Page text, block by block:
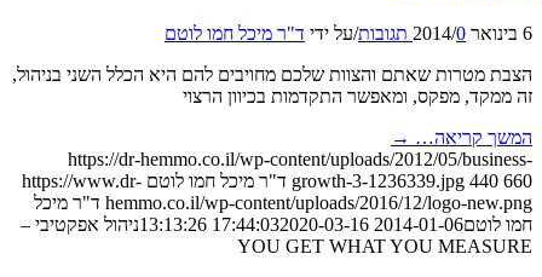
/0 תגובות /על ידיד"ר מיכל חמו לוטם
שאתם והצוות שלכם מחויבים להם היא הכלל השני בניהול,
מפקס, ומאפשר התקדמות בכיוון הרצוי
קריאה…→
https://dr-hemmo.co.il/wp-content/uploads/2012/05/
growth-3-1236339.jpg ד"ר מיכל חמו לוטם https://www.dr-
hemmo.co.il/wp-content/uploads/2016/12/logo- ד"ר מיכל
2014-01-06 17:44:03
2020-03-16 13:13:26
ניהול אפקטיבי –
YOU GET WHAT YOU